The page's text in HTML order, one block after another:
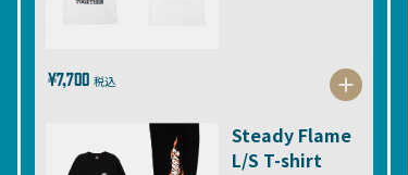
¥7,700 税込
Steady Flame
L/S T-shirt